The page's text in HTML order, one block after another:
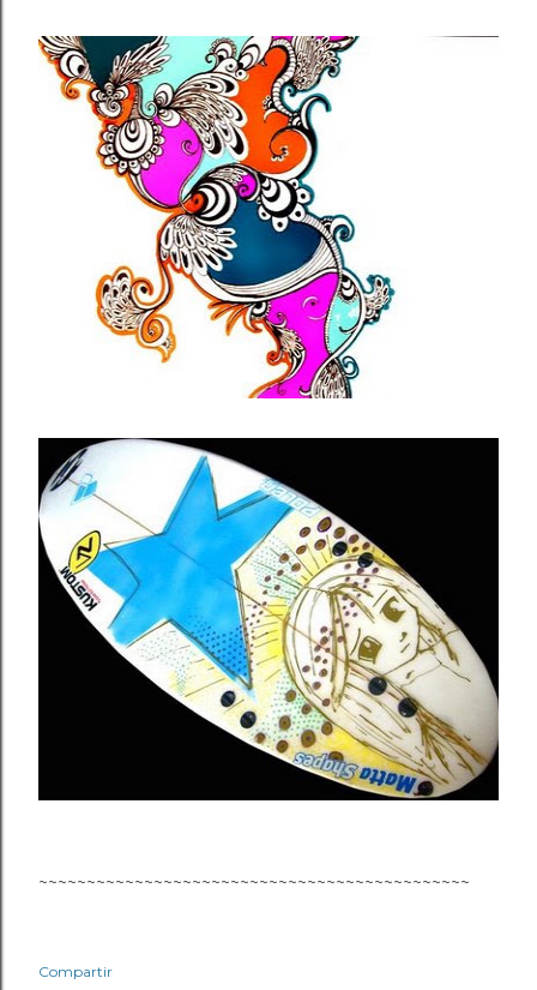
~~~~~~~~~~~~~~~~~~~~~~~~~~~~~~~~~~~~~~~~~~~~~
Compartir